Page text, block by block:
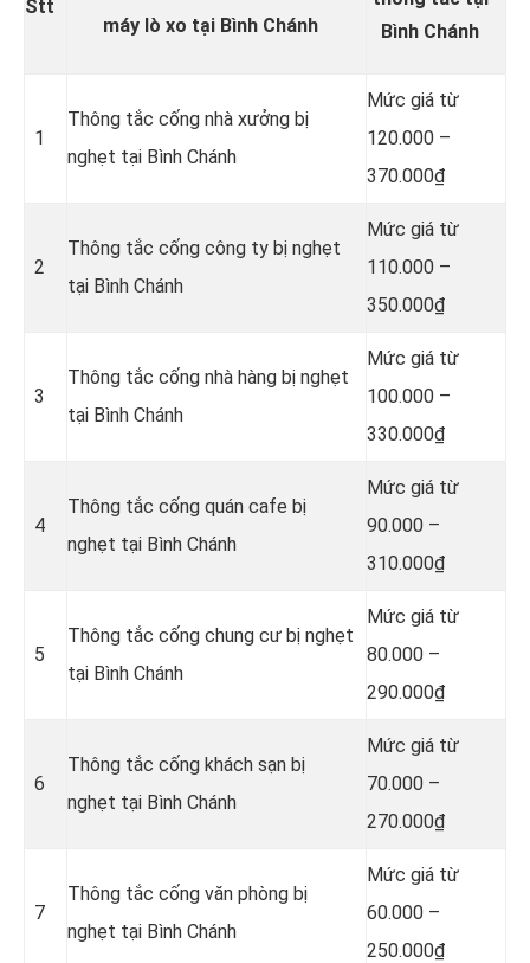
Stt
máy lò xo tại Bình Chánh
Bình Chánh
1
Thông tắc cống nhà xưởng bị
nghẹt tại Bình Chánh
Mức giá từ
120.000 –
370.000₫
2
Thông tắc cống công ty bị nghẹt
tại Bình Chánh
Mức giá từ
110.000 –
350.000₫
3
Thông tắc cống nhà hàng bị nghẹt
tại Bình Chánh
Mức giá từ
100.000 –
330.000₫
4
Thông tắc cống quán cafe bị
nghẹt tại Bình Chánh
Mức giá từ
90.000 –
310.000₫
5
Thông tắc cống chung cư bị nghẹt
tại Bình Chánh
Mức giá từ
80.000 –
290.000₫
6
Thông tắc cống khách sạn bị
nghẹt tại Bình Chánh
Mức giá từ
70.000 –
270.000₫
7
Thông tắc cống văn phòng bị
nghẹt tại Bình Chánh
Mức giá từ
60.000 –
250.000₫